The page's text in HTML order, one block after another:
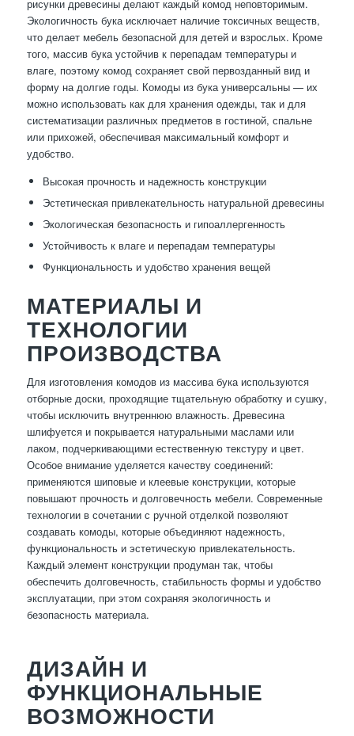
рисунки древесины делают каждый комод неповторимым.
Экологичность бука исключает наличие токсичных веществ,
что делает мебель безопасной для детей и взрослых. Кроме
того, массив бука устойчив к перепадам температуры и
влаге, поэтому комод сохраняет свой первозданный вид и
форму на долгие годы. Комоды из бука универсальны — их
можно использовать как для хранения одежды, так и для
систематизации различных предметов в гостиной, спальне
или прихожей, обеспечивая максимальный комфорт и
удобство.
Высокая прочность и надежность конструкции
Эстетическая привлекательность натуральной древесины
Экологическая безопасность и гипоаллергенность
Устойчивость к влаге и перепадам температуры
Функциональность и удобство хранения вещей
МАТЕРИАЛЫ И
ТЕХНОЛОГИИ
ПРОИЗВОДСТВА
Для изготовления комодов из массива бука используются
отборные доски, проходящие тщательную обработку и сушку,
чтобы исключить внутреннюю влажность. Древесина
шлифуется и покрывается натуральными маслами или
лаком, подчеркивающими естественную текстуру и цвет.
Особое внимание уделяется качеству соединений:
применяются шиповые и клеевые конструкции, которые
повышают прочность и долговечность мебели. Современные
технологии в сочетании с ручной отделкой позволяют
создавать комоды, которые объединяют надежность,
функциональность и эстетическую привлекательность.
Каждый элемент конструкции продуман так, чтобы
обеспечить долговечность, стабильность формы и удобство
эксплуатации, при этом сохраняя экологичность и
безопасность материала.
ДИЗАЙН И
ФУНКЦИОНАЛЬНЫЕ
ВОЗМОЖНОСТИ